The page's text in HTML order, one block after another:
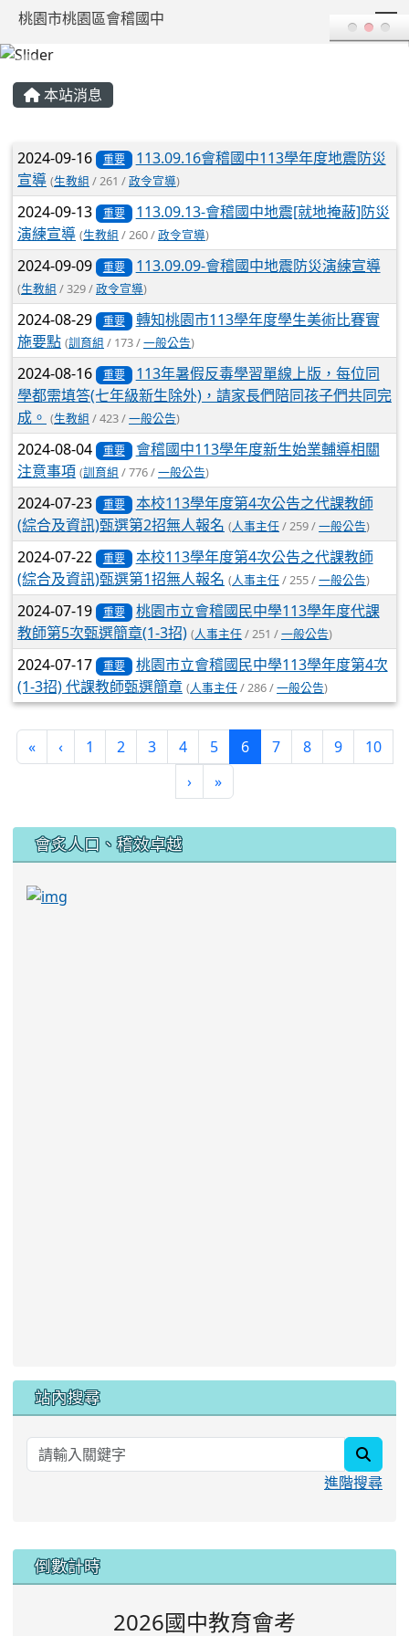
桃園市桃園區會稽國中
本站消息
文章列表
2024-09-16 重要
113.09.16會稽國中113學年度地震防災
宣導 (生教組 / 261 /政令宣導)
2024-09-13 重要
113.09.13-會稽國中地震[就地掩蔽]防災
演練宣導 (生教組 / 260 /政令宣導)
2024-09-09 重要 113.09.09-會稽國中地震防災演練宣導
(生教組 / 329 /政令宣導)
2024-08-29 重要
轉知桃園市113學年度學生美術比賽實
施要點 (訓育組 / 173 /一般公告)
2024-08-16 重要
113年暑假反毒學習單線上版，每位同
學都需填答(七年級新生除外)，請家長們陪同孩子們共同完
成。 (生教組 / 423 /一般公告)
2024-08-04 重要
會稽國中113學年度新生始業輔導相關
注意事項 (訓育組 / 776 /一般公告)
2024-07-23 重要
本校113學年度第4次公告之代課教師
(綜合及資訊)甄選第2招無人報名 (人事主任/ 259 /一般公告)
2024-07-22 重要
本校113學年度第4次公告之代課教師
(綜合及資訊)甄選第1招無人報名 (人事主任/ 255 /一般公告)
2024-07-19 重要
桃園市立會稽國民中學113學年度代課
教師第5次甄選簡章(1-3招) (人事主任/ 251 /一般公告)
2024-07-17 重要
桃園市立會稽國民中學113學年度第4次
(1-3招) 代課教師甄選簡章 (人事主任/ 286 /一般公告)
« ‹ 1 2 3 4 5 6(current)
7 8 9
10
›
»
會炙人口、稽效卓越
站內搜尋
進階搜尋
::: 倒數計時
2026國中教育會考